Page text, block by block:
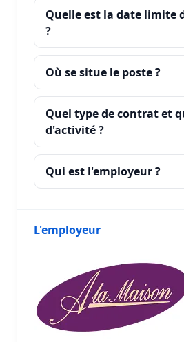
Quelle est la date limite
?
Où se situe le poste ?
Quel type de contrat et
d'activité ?
Qui est l'employeur ?
L'employeur